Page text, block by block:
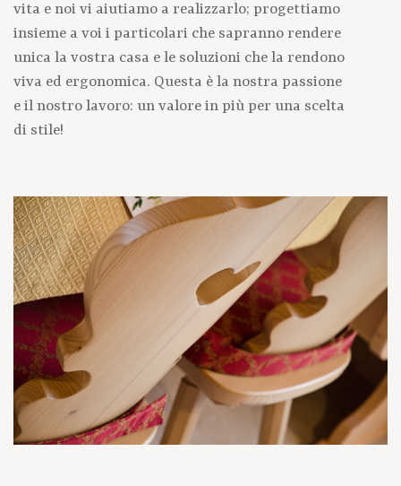
vita e noi vi aiutiamo a realizzarlo; progettiamo
insieme a voi i particolari che sapranno rendere
unica la vostra casa e le soluzioni che la rendono
viva ed ergonomica. Questa è la nostra passione
e il nostro lavoro: un valore in più per una scelta
di stile!